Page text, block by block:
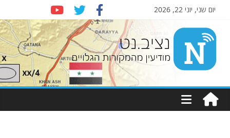
יום שני, יוני 22, 2026
Nziv.net
מודיעין
מהמקורות